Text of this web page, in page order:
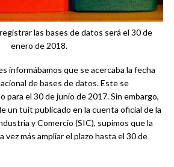
las bases de datos será el 30 de
enero de 2018.
informábamos que se acercaba la fecha
de bases de datos. Este se
para el 30 de junio de 2017. Sin embargo,
un tuit publicado en la cuenta oficial de la
y Comercio (SIC), supimos que la
vez más ampliar el plazo hasta el 30 de